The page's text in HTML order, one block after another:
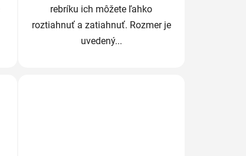
rebríku ich môžete ľahko
roztiahnuť a zatiahnuť. Rozmer je
uvedený...